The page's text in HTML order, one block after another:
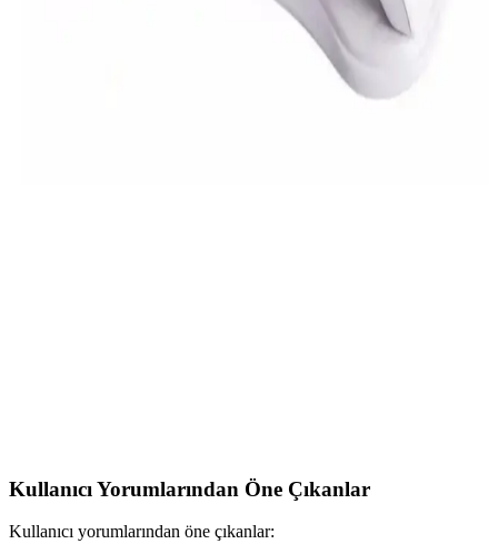
İki popüler tırnak kurutma cihazını karşılaştırıyoruz: Canderel Mini
Led ve genel markalar protez tırnak. Özellikleri, avantajları ve
kullanıcı yorumlarıyla en uygun seçeneği belirlemenize yardımcı
Kullanıcı Yorumlarından Öne Çıkanlar
Kullanıcı yorumlarından öne çıkanlar: